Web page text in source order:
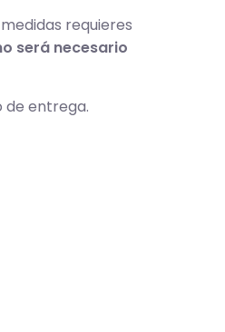
requieres
será necesario
de entrega.